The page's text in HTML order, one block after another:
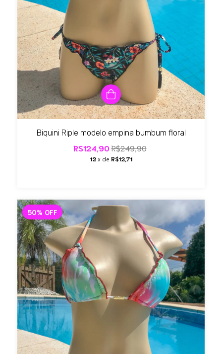
Biquini Riple modelo empina bumbum floral
R$124,90R$249,90
12 x de R$12,71
50% OFF